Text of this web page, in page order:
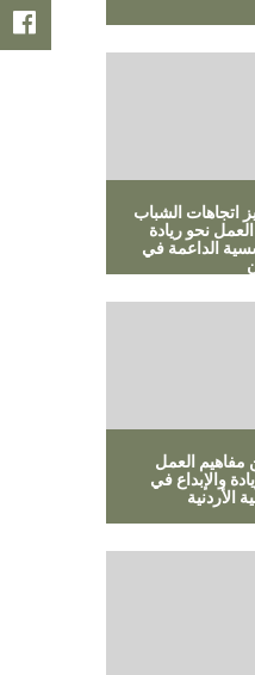
Facebook
الشباب
نحو ريادة
الداعمة في
العمل
والإبداع في
الأردنية